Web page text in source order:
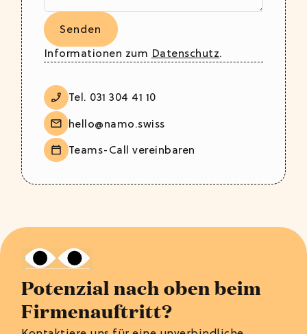
Informationen zum Datenschutz.
Tel. 031 304 41 10
hello@namo.swiss
Teams-Call vereinbaren
Potenzial nach oben beim
Firmenauftritt?